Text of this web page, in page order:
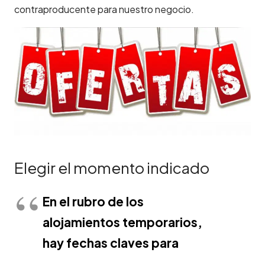
contraproducente para nuestro negocio.
Elegir el momento indicado
En el rubro de los
alojamientos temporarios,
hay fechas claves para